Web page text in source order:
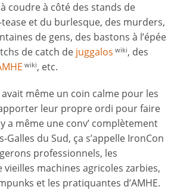
coudre à côté des stands de
et du burlesque, des murders,
de gens, des bastons à l’épée
de catch de juggalos wiki, des
wiki, etc.
avait même un coin calme pour les
leur propre ordi pour faire
a même une conv’ complètement
Galles du Sud, ça s’appelle IronCon
professionnels, les
machines agricoles zarbies,
et les pratiquantes d’AMHE.